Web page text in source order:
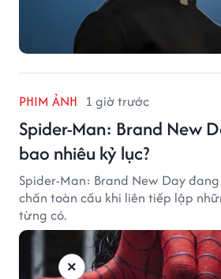
PHIM ẢNH 1 giờ trước
Spider-Man: Brand New
bao nhiêu kỷ lục?
Spider-Man: Brand New Day
chấn toàn cầu khi liên tiếp lập
từng có.
×